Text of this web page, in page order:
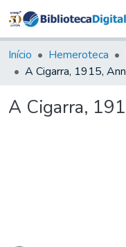
Início Hemeroteca
A Cigarra,